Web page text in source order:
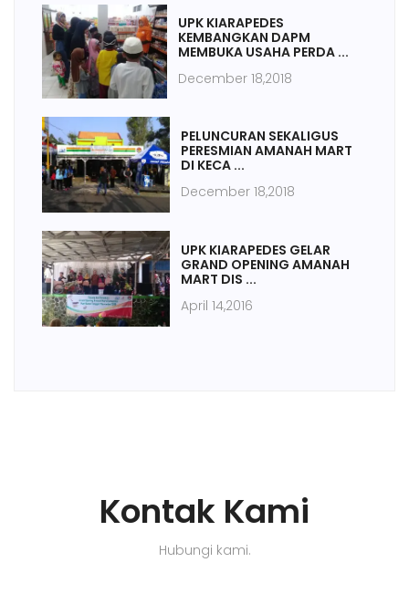
UPK KIARAPEDES
KEMBANGKAN DAPM
MEMBUKA USAHA PERDA ...
December 18,2018
PELUNCURAN SEKALIGUS
PERESMIAN AMANAH MART
DI KECA ...
December 18,2018
UPK KIARAPEDES GELAR
GRAND OPENING AMANAH
MART DIS ...
April 14,2016
Kontak Kami
Hubungi kami.